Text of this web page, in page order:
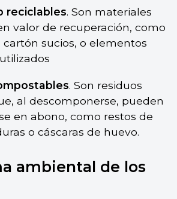
reciclables. Son materiales
valor de recuperación, como
sucios, o elementos
. Son residuos
al descomponerse, pueden
en abono, como restos de
o cáscaras de huevo.
ambiental de los